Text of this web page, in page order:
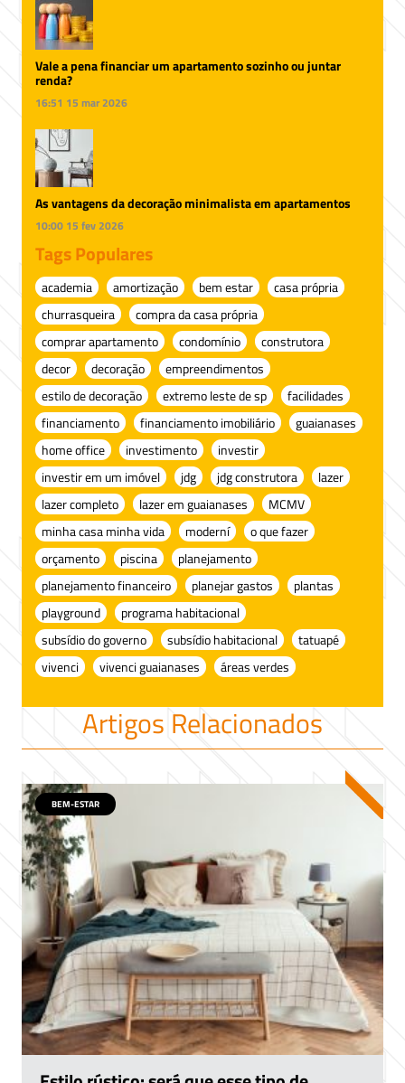
Vale a pena financiar um apartamento sozinho ou juntar
renda?
16:51 15 mar 2026
As vantagens da decoração minimalista em apartamentos
10:00 15 fev 2026
Tags Populares
academia amortização bem estar
casa própria
churrasqueira
compra da casa própria
comprar apartamento
condomínio
construtora
decor
decoração
empreendimentos
estilo de decoração
extremo leste de sp
facilidades
financiamento
financiamento imobiliário
guaianases
home office
investimento
investir
investir em um imóvel
jdg jdg construtora
lazer
lazer completo
lazer em guaianases
MCMV
minha casa minha vida
moderní
o que fazer
orçamento
piscina
planejamento
planejamento financeiro
planejar gastos
plantas
playground
programa habitacional
subsídio do governo
subsídio habitacional
tatuapé
vivenci
vivenci guaianases áreas verdes
Artigos Relacionados
BEM-ESTAR